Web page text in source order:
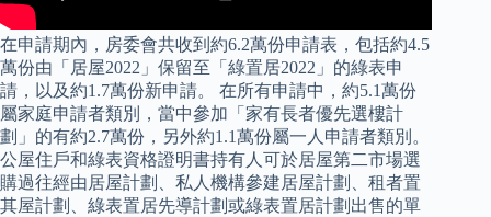
在申請期內，房委會共收到約6.2萬份申請表，包括約4.5
萬份由「居屋2022」保留至「綠置居2022」的綠表申
請，以及約1.7萬份新申請。 在所有申請中，約5.1萬份
屬家庭申請者類別，當中參加「家有長者優先選樓計
劃」的有約2.7萬份，另外約1.1萬份屬一人申請者類別。
公屋住戶和綠表資格證明書持有人可於居屋第二市場選
購過往經由居屋計劃、私人機構參建居屋計劃、租者置
其屋計劃、綠表置居先導計劃或綠表置居計劃出售的單